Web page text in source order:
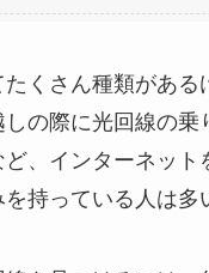
たくさん種類があ
の際に光回線の乗
ど、インターネット
持っている人は多